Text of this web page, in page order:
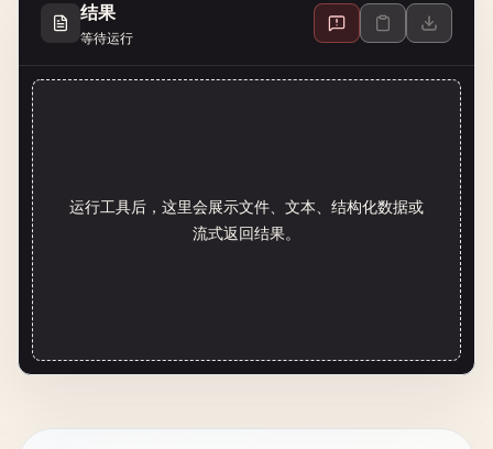
结果
等待运行
运行工具后，这里会展示文件、文本、结构化数据或
流式返回结果。